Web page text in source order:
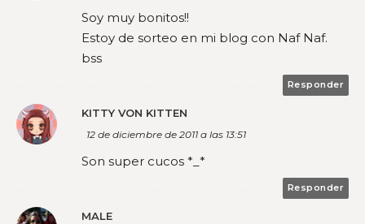
Soy muy bonitos!!
Estoy de sorteo en mi blog con Naf Naf.
bss
Responder
KITTY VON KITTEN
12 de diciembre de 2011 a las 13:51
Son super cucos *_*
Responder
MALE